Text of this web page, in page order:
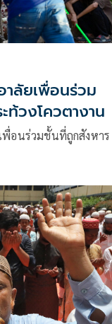
าลัยเพื่อนร่วม
ท้วงโควตางาน
พื่อนร่วมชั้นที่ถูกสังหาร